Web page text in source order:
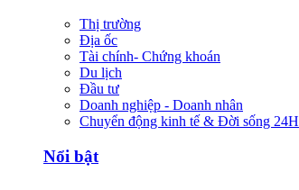
Thị trường
Địa ốc
Tài chính- Chứng khoán
Du lịch
Đầu tư
Doanh nghiệp - Doanh nhân
Chuyển động kinh tế & Đời sống 24H
Nổi bật